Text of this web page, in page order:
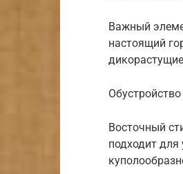
Важный
настоящий
Восточный
подходит для